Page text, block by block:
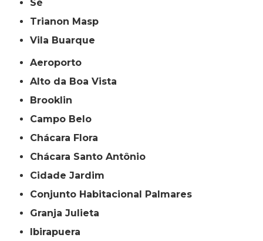
Sé
Trianon Masp
Vila Buarque
Aeroporto
Alto da Boa Vista
Brooklin
Campo Belo
Chácara Flora
Chácara Santo Antônio
Cidade Jardim
Conjunto Habitacional Palmares
Granja Julieta
Ibirapuera